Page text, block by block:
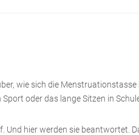
wie sich die
oder das lange Sitzen in
Und hier werden sie beantwortet.